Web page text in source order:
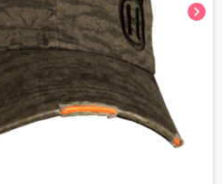
chevron_right